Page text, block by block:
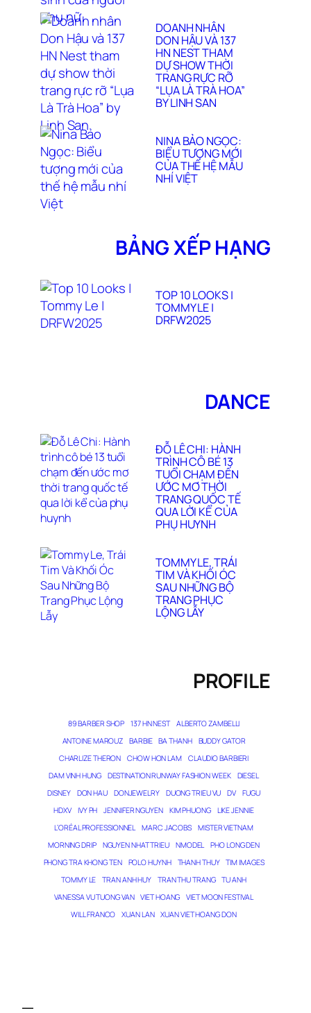
DOANH NHÂN
DON HẬU VÀ 137
HN NEST THAM
DỰ SHOW THỜI
TRANG RỰC RỠ
“LỤA LÀ TRÀ HOA”
BY LINH SAN
NINA BẢO NGỌC:
BIỂU TƯỢNG MỚI
CỦA THẾ HỆ MẪU
NHÍ VIỆT
BẢNG XẾP HẠNG
TOP 10 LOOKS |
TOMMY LE |
DRFW2025
DANCE
ĐỖ LÊ CHI: HÀNH
TRÌNH CÔ BÉ 13
TUỔI CHẠM ĐẾN
ƯỚC MƠ THỜI
TRANG QUỐC TẾ
QUA LỜI KỂ CỦA
PHỤ HUYNH
TOMMY LE, TRÁI
TIM VÀ KHỐI ÓC
SAU NHỮNG BỘ
TRANG PHỤC
LỘNG LẪY
PROFILE
89 BARBER SHOP 137 HN NEST
ALBERTO ZAMBELLI
ANTOINE MAROUZ
BARBIE BA THANH
BUDDY GATOR
CHARLIZE THERON
CHOW HON LAM
CLAUDIO BARBIERI
DAM VINH HUNG
DESTINATION RUNWAY FASHION WEEK
DIESEL
DISNEY
DON HAU DONJEWELRY DUONG TRIEU VU DV
FUGU
HDXV
IVY PH JENNIFER NGUYEN KIM PHUONG
LIKE JENNIE
L’ORÉAL PROFESSIONNEL
MARC JACOBS
MISTER VIETNAM
MORNING DRIP
NGUYEN NHAT TRIEU NMODEL
PHO LONG DEN
PHONG TRA KHONG TEN
POLO HUYNH THANH THUY
TIM IMAGES
TOMMY LE
TRAN ANH HUY TRAN THU TRANG
TU ANH
VANESSA VU TUONG VAN
VIET HOANG
VIET MOON FESTIVAL
WILL FRANCO
XUAN LAN XUAN VIET HOANG DON